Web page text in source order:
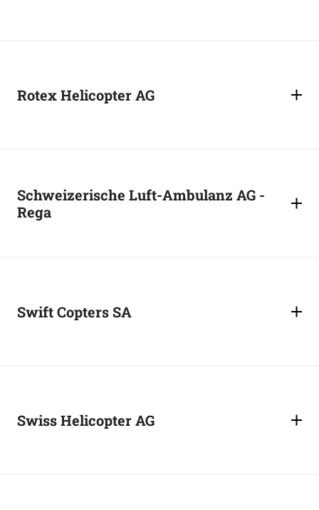
Rotex Helicopter AG
Schweizerische Luft-Ambulanz AG -
Rega
Swift Copters SA
Swiss Helicopter AG